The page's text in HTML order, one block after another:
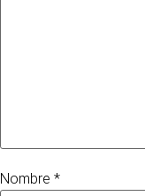
Nombre *